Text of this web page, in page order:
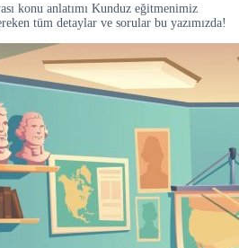
konu anlatımı Kunduz eğitmenimiz
tüm detaylar ve sorular bu yazımızda!